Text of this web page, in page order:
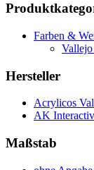
Farben &
Hersteller
Acrylicos
AK
Maßstab